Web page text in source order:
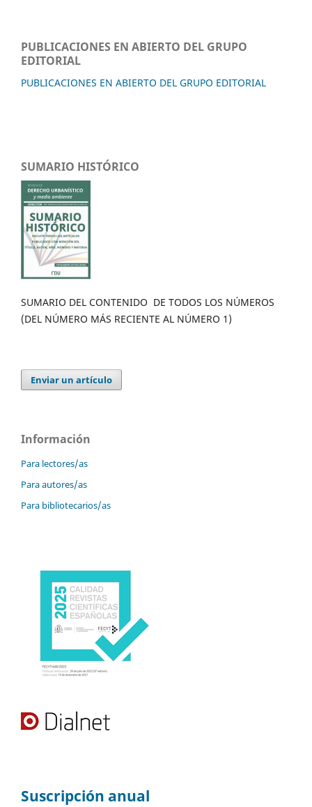
PUBLICACIONES EN ABIERTO DEL GRUPO
EDITORIAL
PUBLICACIONES EN ABIERTO DEL GRUPO EDITORIAL
SUMARIO HISTÓRICO
SUMARIO DEL CONTENIDO DE TODOS LOS NÚMEROS
(DEL NÚMERO MÁS RECIENTE AL NÚMERO 1)
Enviar un artículo
Información
Para lectores/as
Para autores/as
Para bibliotecarios/as
Suscripción anual